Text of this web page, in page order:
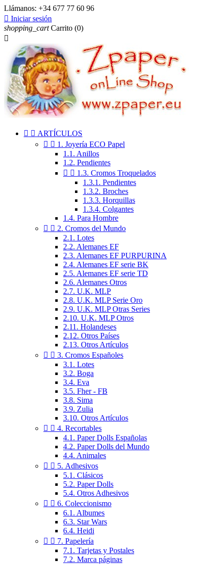
Llámanos: +34 677 77 60 96
 Iniciar sesión
shopping_cart Carrito (0)

  ARTÍCULOS
  1. Joyería ECO Papel
1.1. Anillos
1.2. Pendientes
  1.3. Cromos Troquelados
1.3.1. Pendientes
1.3.2. Broches
1.3.3. Horquillas
1.3.4. Colgantes
1.4. Para Hombre
  2. Cromos del Mundo
2.1. Lotes
2.2. Alemanes EF
2.3. Alemanes EF PURPURINA
2.4. Alemanes EF serie BK
2.5. Alemanes EF serie TD
2.6. Alemanes Otros
2.7. U.K. MLP
2.8. U.K. MLP Serie Oro
2.9. U.K. MLP Otras Series
2.10. U.K. MLP Otros
2.11. Holandeses
2.12. Otros Países
2.13. Otros Artículos
  3. Cromos Españoles
3.1. Lotes
3.2. Boga
3.4. Eva
3.5. Fher - FB
3.8. Sima
3.9. Zulia
3.10. Otros Artículos
  4. Recortables
4.1. Paper Dolls Españolas
4.2. Paper Dolls del Mundo
4.4. Animales
  5. Adhesivos
5.1. Clásicos
5.2. Paper Dolls
5.4. Otros Adhesivos
  6. Coleccionismo
6.1. Albumes
6.3. Star Wars
6.4. Heidi
  7. Papelería
7.1. Tarjetas y Postales
7.2. Marca páginas